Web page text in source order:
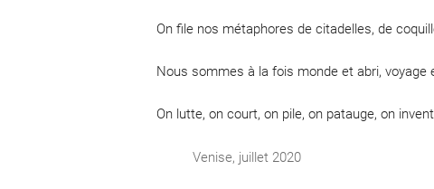
On file nos métaphores de citadelles, de
Nous sommes à la fois monde et abri, voyage
On lutte, on court, on pile, on patauge, on
Venise, juillet 2020